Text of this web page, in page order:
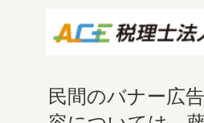
民間のバナー広